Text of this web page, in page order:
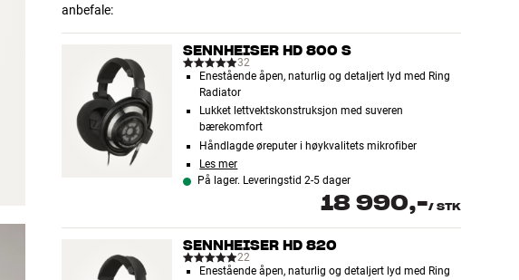
anbefale:
SENNHEISER HD 800 S
32
Enestående åpen, naturlig og detaljert lyd med Ring
Radiator
Lukket lettvektskonstruksjon med suveren
bærekomfort
Håndlagde øreputer i høykvalitets mikrofiber
Les mer
På lager. Leveringstid 2-5 dager
18 990,-/ STK
SENNHEISER HD 820
22
Enestående åpen, naturlig og detaljert lyd med Ring